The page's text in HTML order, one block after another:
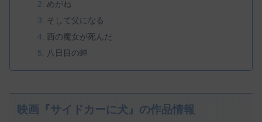
めがね
そして父になる
西の魔女が死んだ
八日目の蝉
映画『サイドカーに犬』の作品情報